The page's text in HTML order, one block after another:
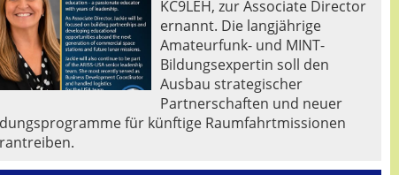
KC9LEH, zur Associate Director
ernannt. Die langjährige
Amateurfunk- und MINT-
Bildungsexpertin soll den
Ausbau strategischer
Partnerschaften und neuer
für künftige Raumfahrtmissionen